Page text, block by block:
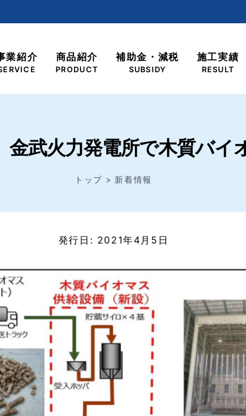
業紹介 商品紹介
PRODUCT
補助金・減税
SUBSIDY
施工実績
RESULT
金武火力発電所で木質バイ
トップ 新着情報
発行日: 2021年4月5日